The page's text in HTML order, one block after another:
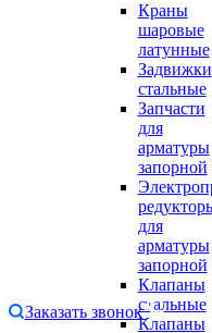
Краны
шаровые
латунные
Задвижки
стальные
Запчасти
для
арматуры
запорной
для
арматуры
запорной
Клапаны
стальные
Клапаны
Заказать звонок